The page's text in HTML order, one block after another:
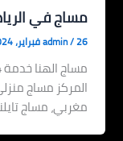
مساج في
admin/26 فبراير، 2024
المركز مساج
مغربي، مساج